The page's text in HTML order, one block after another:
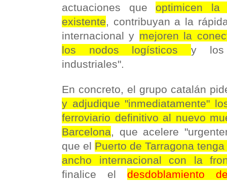
actuaciones que optimicen
existente, contribuyan a la
internacional y mejoren la
los nodos logísticos y los
industriales".
En concreto, el grupo catalán
y adjudique "inmediatamente"
ferroviario definitivo al nuevo
Barcelona, que acelere
que el Puerto de Tarragona
ancho internacional con la
finalice el desdoblamiento